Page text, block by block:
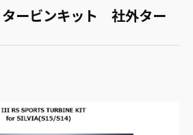
ービンキット 社外ター